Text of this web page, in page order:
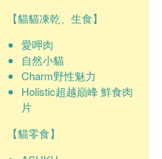
【貓貓凍乾、生食】
愛呷肉
自然小貓
Charm野性魅力
Holistic超越巔峰 鮮食肉
片
【貓零食】